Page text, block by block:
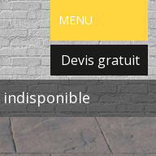
MENU
Devis gratuit
indisponible